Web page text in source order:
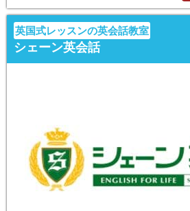
英国式レッスンの英会話教室
シェーン英会話